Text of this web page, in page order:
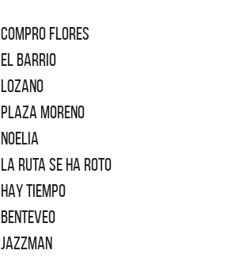
COMPRO FLORES
EL BARRIO
LOZANO
PLAZA MORENO
NOELIA
LA RUTA SE HA ROTO
HAY TIEMPO
BENTEVEO
JAZZMAN